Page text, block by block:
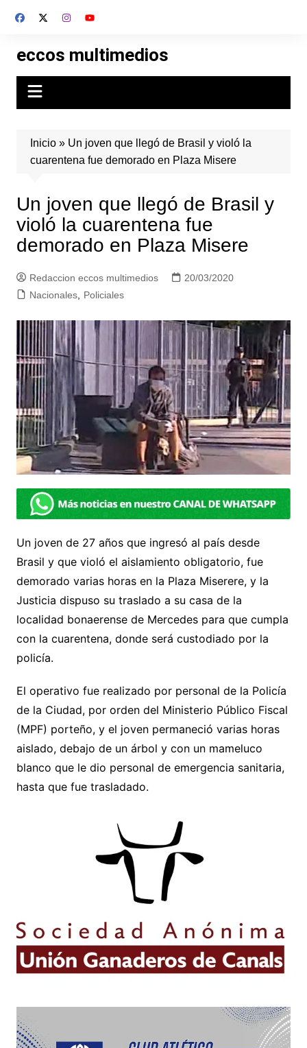
eccos multimedios
Inicio» Un joven que llegó de Brasil y violó la
cuarentena fue demorado en Plaza Misere
Un joven que llegó de Brasil y
violó la cuarentena fue
demorado en Plaza Misere
Redaccion eccos multimedios
20/03/2020
Nacionales, Policiales
Un joven de 27 años que ingresó al país desde
Brasil y que violó el aislamiento obligatorio, fue
demorado varias horas en la Plaza Miserere, y la
Justicia dispuso su traslado a su casa de la
localidad bonaerense de Mercedes para que cumpla
con la cuarentena, donde será custodiado por la
policía.
El operativo fue realizado por personal de la Policía
de la Ciudad, por orden del Ministerio Público Fiscal
(MPF) porteño, y el joven permaneció varias horas
aislado, debajo de un árbol y con un mameluco
blanco que le dio personal de emergencia sanitaria,
hasta que fue trasladado.